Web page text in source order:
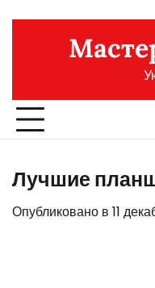
содержимому
Лучшие
Опубликовано в 11